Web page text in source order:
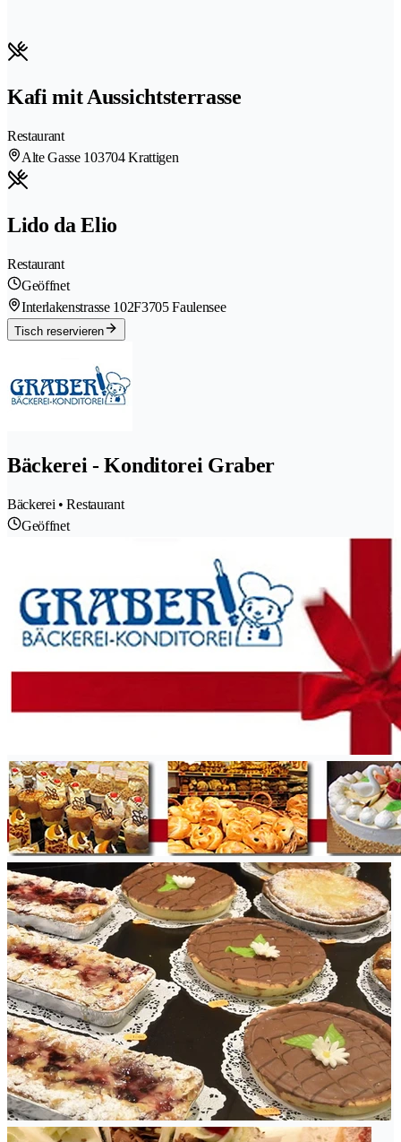
Kafi mit Aussichtsterrasse
Restaurant
Alte Gasse 103704 Krattigen
Lido da Elio
Restaurant
Geöffnet
Interlakenstrasse 102F3705 Faulensee
Tisch reservieren
Bäckerei - Konditorei Graber
Bäckerei • Restaurant
Geöffnet